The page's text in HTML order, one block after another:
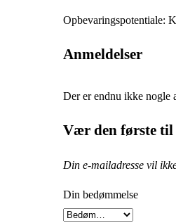
Opbevaringspotentiale:
Anmeldelser
Der er endnu ikke nogle
Vær den første til
Din e-mailadresse vil
Din bedømmelse